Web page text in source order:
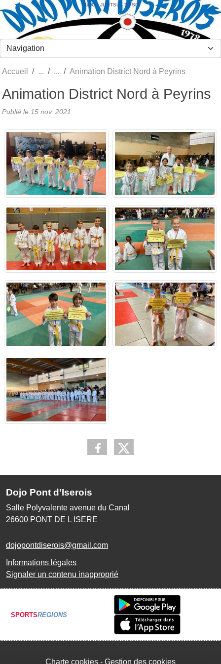
JUDO - JUJITSU - TAÏSO
Accueil Animation District Nord à Peyrins
Animation District Nord à Peyrins
Publié le 15 nov. 2021
Dojo Pont d'Iserois
Salle Polyvalente avenue du Canal
26600 PONT DE L ISERE
dojopontdiserois@gmail.com
Informations légales
Signaler un contenu inapproprié
SPORTSREGIONS
Charte cookies Gestion des cookies
Panneau de gestion des cookies